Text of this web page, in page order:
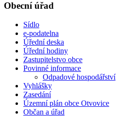
Obecní úřad
Sídlo
e-podatelna
Úřední deska
Úřední hodiny
Zastupitelstvo obce
Povinné informace
Odpadové hospodářství
Vyhlášky
Zasedání
Územní plán obce Otvovice
Občan a úřad